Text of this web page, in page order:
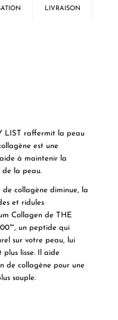
LIVRAISON
LIST raffermit la peau
est une
à maintenir la
de la peau.
de collagène diminue, la
et ridules
Collagen de THE
un peptide qui
sur votre peau, lui
lisse. Il aide
de collagène pour une
souple.